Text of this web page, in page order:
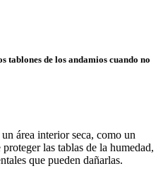
tablones de los andamios cuando no
área interior seca, como un
las tablas de la humedad,
que pueden dañarlas.